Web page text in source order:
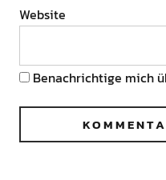
Website
Benachrichtige mich